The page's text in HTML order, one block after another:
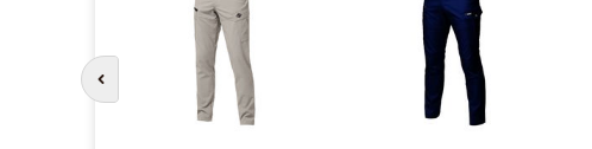
前のスライドへ